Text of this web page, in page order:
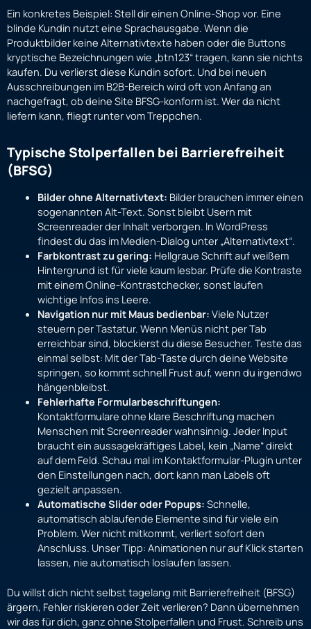
Ein konkretes Beispiel: Stell dir einen Online-Shop vor. Eine
blinde Kundin nutzt eine Sprachausgabe. Wenn die
Produktbilder keine Alternativtexte haben oder die Buttons
kryptische Bezeichnungen wie „btn123“ tragen, kann sie nichts
kaufen. Du verlierst diese Kundin sofort. Und bei neuen
Ausschreibungen im B2B-Bereich wird oft von Anfang an
nachgefragt, ob deine Site BFSG-konform ist. Wer da nicht
liefern kann, fliegt runter vom Treppchen.
Typische Stolperfallen bei Barrierefreiheit
(BFSG)
Bilder ohne Alternativtext: Bilder brauchen immer einen
sogenannten Alt-Text. Sonst bleibt Usern mit
Screenreader der Inhalt verborgen. In WordPress
findest du das im Medien-Dialog unter „Alternativtext“.
Farbkontrast zu gering: Hellgraue Schrift auf weißem
Hintergrund ist für viele kaum lesbar. Prüfe die Kontraste
mit einem Online-Kontrastchecker, sonst laufen
wichtige Infos ins Leere.
Navigation nur mit Maus bedienbar: Viele Nutzer
steuern per Tastatur. Wenn Menüs nicht per Tab
erreichbar sind, blockierst du diese Besucher. Teste das
einmal selbst: Mit der Tab-Taste durch deine Website
springen, so kommt schnell Frust auf, wenn du irgendwo
hängenbleibst.
Fehlerhafte Formularbeschriftungen:
Kontaktformulare ohne klare Beschriftung machen
Menschen mit Screenreader wahnsinnig. Jeder Input
braucht ein aussagekräftiges Label, kein „Name“ direkt
auf dem Feld. Schau mal im Kontaktformular-Plugin unter
den Einstellungen nach, dort kann man Labels oft
gezielt anpassen.
Automatische Slider oder Popups: Schnelle,
automatisch ablaufende Elemente sind für viele ein
Problem. Wer nicht mitkommt, verliert sofort den
Anschluss. Unser Tipp: Animationen nur auf Klick starten
lassen, nie automatisch loslaufen lassen.
Du willst dich nicht selbst tagelang mit Barrierefreiheit (BFSG)
ärgern, Fehler riskieren oder Zeit verlieren? Dann übernehmen
wir das für dich, ganz ohne Stolperfallen und Frust. Schreib uns